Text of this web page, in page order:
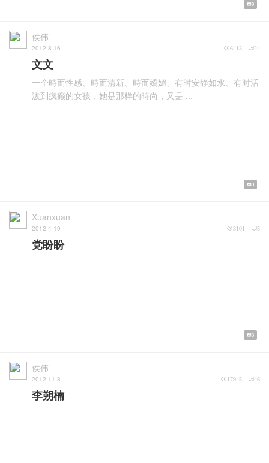
9
侯伟
2012-8-16 24
6413
文文
一个時而性感、時而清新、時而嬌媚、有时安静如水、有时活
泼到疯癫的女孩，她是那样的時尚，又是 ...
3
Xuanxuan
2012-4-19 5
3101
党盼盼
3
侯伟
2012-11-8 46
17945
李朔楠